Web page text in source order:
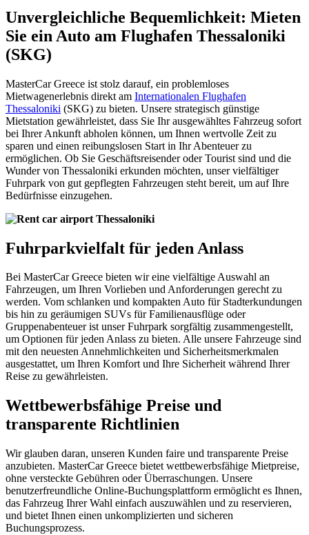
Unvergleichliche Bequemlichkeit: Mieten
Sie ein Auto am Flughafen Thessaloniki
(SKG)
MasterCar Greece ist stolz darauf, ein problemloses
Mietwagenerlebnis direkt am Internationalen Flughafen
Thessaloniki (SKG) zu bieten. Unsere strategisch günstige
Mietstation gewährleistet, dass Sie Ihr ausgewähltes Fahrzeug sofort
bei Ihrer Ankunft abholen können, um Ihnen wertvolle Zeit zu
sparen und einen reibungslosen Start in Ihr Abenteuer zu
ermöglichen. Ob Sie Geschäftsreisender oder Tourist sind und die
Wunder von Thessaloniki erkunden möchten, unser vielfältiger
Fuhrpark von gut gepflegten Fahrzeugen steht bereit, um auf Ihre
Bedürfnisse einzugehen.
Fuhrparkvielfalt für jeden Anlass
Bei MasterCar Greece bieten wir eine vielfältige Auswahl an
Fahrzeugen, um Ihren Vorlieben und Anforderungen gerecht zu
werden. Vom schlanken und kompakten Auto für Stadterkundungen
bis hin zu geräumigen SUVs für Familienausflüge oder
Gruppenabenteuer ist unser Fuhrpark sorgfältig zusammengestellt,
um Optionen für jeden Anlass zu bieten. Alle unsere Fahrzeuge sind
mit den neuesten Annehmlichkeiten und Sicherheitsmerkmalen
ausgestattet, um Ihren Komfort und Ihre Sicherheit während Ihrer
Reise zu gewährleisten.
Wettbewerbsfähige Preise und
transparente Richtlinien
Wir glauben daran, unseren Kunden faire und transparente Preise
anzubieten. MasterCar Greece bietet wettbewerbsfähige Mietpreise,
ohne versteckte Gebühren oder Überraschungen. Unsere
benutzerfreundliche Online-Buchungsplattform ermöglicht es Ihnen,
das Fahrzeug Ihrer Wahl einfach auszuwählen und zu reservieren,
und bietet Ihnen einen unkomplizierten und sicheren
Buchungsprozess.